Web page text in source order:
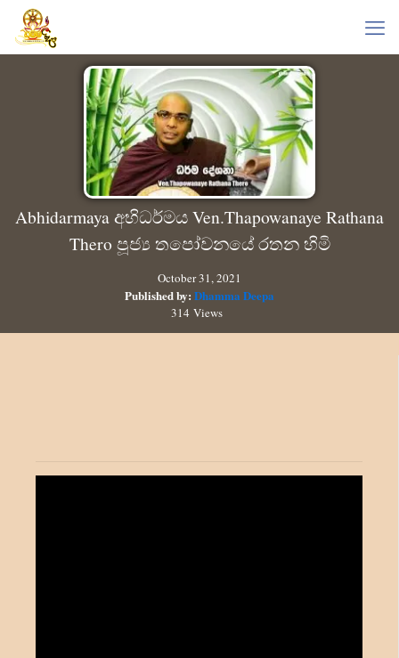
Abhidarmaya අභිධර්මය Ven.Thapowanaye Rathana
Thero පූජ්‍ය තපෝවනයේ රතන හිමි
October 31, 2021
Published by: Dhamma Deepa
314 Views